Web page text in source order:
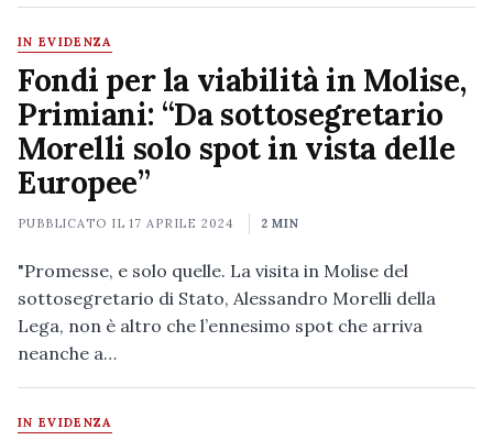
IN EVIDENZA
Fondi per la viabilità in Molise,
Primiani: “Da sottosegretario
Morelli solo spot in vista delle
Europee”
PUBBLICATO IL17 APRILE 2024 2 MIN
"Promesse, e solo quelle. La visita in Molise del
sottosegretario di Stato, Alessandro Morelli della
Lega, non è altro che l’ennesimo spot che arriva
neanche a…
IN EVIDENZA